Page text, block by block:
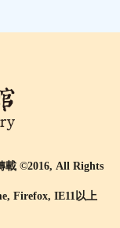
載 ©2016, All Rights
Firefox, IE11以上